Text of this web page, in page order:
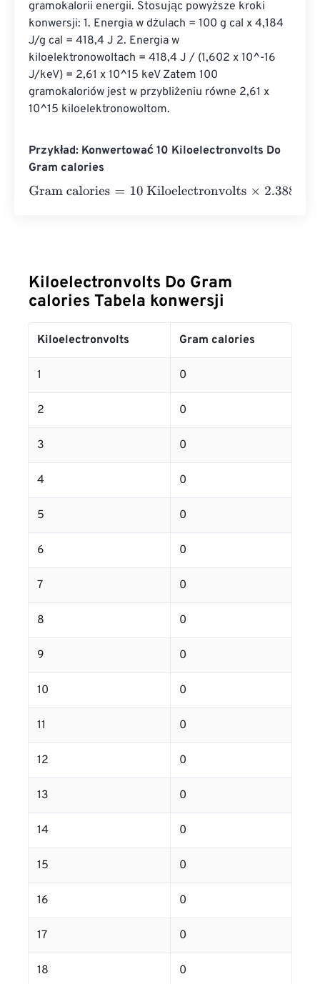
gramokalorii energii. Stosując powyższe kroki
konwersji: 1. Energia w dżulach = 100 g cal x 4,184
J/g cal = 418,4 J 2. Energia w
kiloelektronowoltach = 418,4 J / (1,602 x 10^-16
J/keV) = 2,61 x 10^15 keV Zatem 100
gramokaloriów jest w przybliżeniu równe 2,61 x
10^15 kiloelektronowoltom.
Przykład: Konwertować 10 Kiloelectronvolts Do
Gram calories
Gram calories=10 Kiloelectronvolts×2.3884589662755
Kiloelectronvolts Do Gram
calories Tabela konwersji
Kiloelectronvolts Gram calories
1 0
2 0
3 0
4 0
5 0
6 0
7 0
8 0
9 0
10 0
11 0
12 0
13 0
14 0
15 0
16 0
17 0
18 0